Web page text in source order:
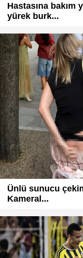
Hastasına bakım
yürek burk...
Ünlü sunucu
Kameral...